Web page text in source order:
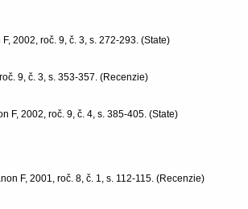
2002, roč. 9, č. 3, s. 272-293. (State)
9, č. 3, s. 353-357. (Recenzie)
F, 2002, roč. 9, č. 4, s. 385-405. (State)
F, 2001, roč. 8, č. 1, s. 112-115. (Recenzie)